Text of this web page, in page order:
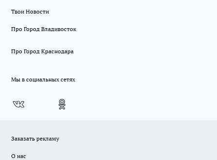
Твои Новости
Про Город Владивосток
Про Город Краснодара
Мы в социальных сетях
Заказать рекламу
О нас